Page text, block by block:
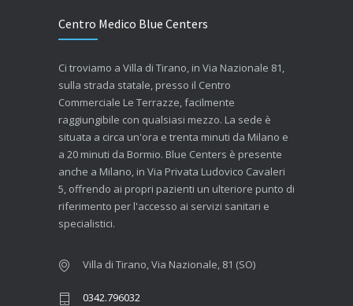
Centro Medico Blue Centers
Ci troviamo a Villa di Tirano, in Via Nazionale 81,
sulla strada statale, presso il Centro
Commerciale Le Terrazze, facilmente
raggiungibile con qualsiasi mezzo. La sede è
situata a circa un'ora e trenta minuti da Milano e
a 20 minuti da Bormio. Blue Centers è presente
anche a Milano, in Via Privata Ludovico Cavaleri
5, offrendo ai propri pazienti un ulteriore punto di
riferimento per l'accesso ai servizi sanitari e
specialistici.
Villa di Tirano, Via Nazionale, 81 (SO)
0342.796032